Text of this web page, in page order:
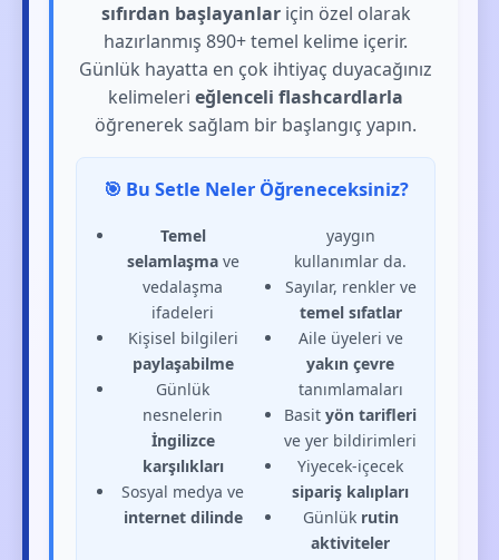
sıfırdan başlayanlariçin özel olarak
hazırlanmış 890+ temel kelime içerir.
Günlük hayatta en çok ihtiyaç duyacağınız
kelimelerieğlenceli flashcardlarla
öğrenerek sağlam bir başlangıç yapın.
🎯 Bu Setle Neler Öğreneceksiniz?
Temel
selamlaşmave
vedalaşma
ifadeleri
Kişisel bilgileri
paylaşabilme
Günlük
nesnelerin
İngilizce
karşılıkları
Sosyal medya ve
internet dilinde
yaygın
kullanımlar da.
Sayılar, renkler ve
temel sıfatlar
Aile üyeleri ve
yakın çevre
tanımlamaları
Basityön tarifleri
ve yer bildirimleri
Yiyecek-içecek
sipariş kalıpları
Günlük rutin
aktiviteler